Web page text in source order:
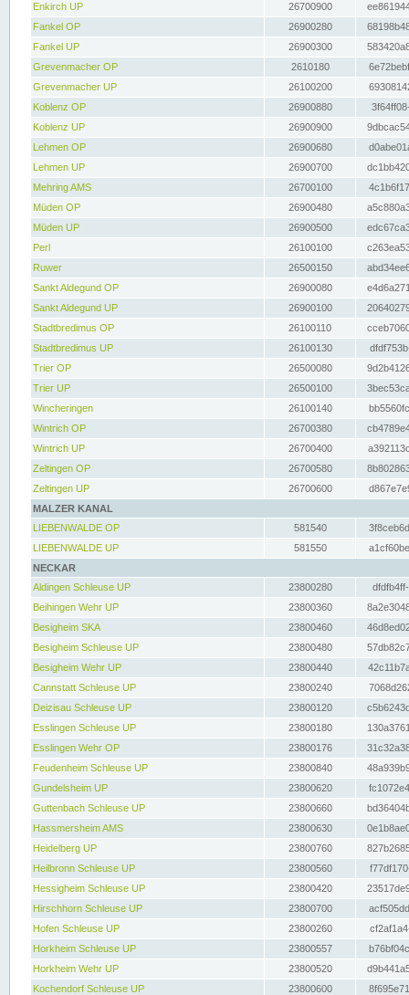
Enkirch UP
26700900
Fankel OP
26900280
Fankel UP
26900300
Grevenmacher OP
2610180
Grevenmacher UP
26100200
Koblenz OP
26900880
Koblenz UP
26900900
Lehmen OP
26900680
Lehmen UP
26900700
Mehring AMS
26700100
Müden OP
26900480
Müden UP
26900500
Perl
26100100
Ruwer
26500150
Sankt Aldegund OP
26900080
Sankt Aldegund UP
26900100
Stadtbredimus OP
26100110
Stadtbredimus UP
26100130
Trier OP
26500080
Trier UP
26500100
Wincheringen
26100140
Wintrich OP
26700380
Wintrich UP
26700400
Zeltingen OP
26700580
Zeltingen UP
26700600
MALZER KANAL
LIEBENWALDE OP
581540
LIEBENWALDE UP
581550
NECKAR
Aldingen Schleuse UP
23800280
Beihingen Wehr UP
23800360
Besigheim SKA
23800460
Besigheim Schleuse UP
23800480
Besigheim Wehr UP
23800440
Cannstatt Schleuse UP
23800240
Deizisau Schleuse UP
23800120
Esslingen Schleuse UP
23800180
Esslingen Wehr OP
23800176
Feudenheim Schleuse UP
23800840
Gundelsheim UP
23800620
Guttenbach Schleuse UP
23800660
Hassmersheim AMS
23800630
Heidelberg UP
23800760
Heilbronn Schleuse UP
23800560
Hessigheim Schleuse UP
23800420
Hirschhorn Schleuse UP
23800700
Hofen Schleuse UP
23800260
Horkheim Schleuse UP
23800557
Horkheim Wehr UP
23800520
Kochendorf Schleuse UP
23800600